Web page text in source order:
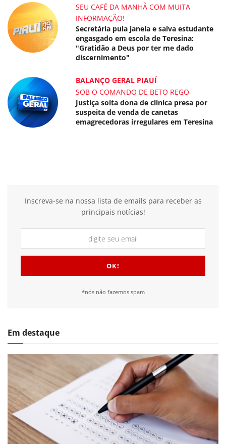
SEU CAFÉ DA MANHÃ COM MUITA
INFORMAÇÃO!
Secretária pula janela e salva estudante
engasgado em escola de Teresina:
"Gratidão a Deus por ter me dado
discernimento"
BALANÇO GERAL PIAUÍ
SOB O COMANDO DE BETO REGO
Justiça solta dona de clínica presa por
suspeita de venda de canetas
emagrecedoras irregulares em Teresina
Inscreva-se na nossa lista de emails para receber as
principais notícias!
*nós não fazemos spam
Em destaque